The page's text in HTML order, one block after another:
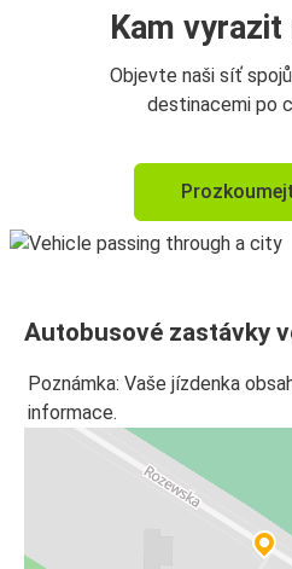
Kam
Objevte naši síť
destinacemi po
Autobusové zastávky
Poznámka: Vaše jízdenka
informace.